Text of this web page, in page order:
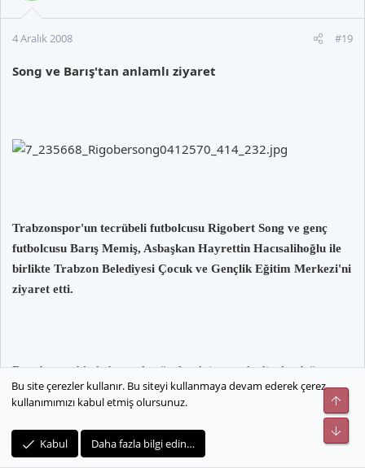
4 Aralık 2008 #19
Song ve Barış'tan anlamlı ziyaret
Trabzonspor'un tecrübeli futbolcusu Rigobert Song ve genç
futbolcusu Barış Memiş, Asbaşkan Hayrettin Hacısalihoğlu ile
birlikte Trabzon Belediyesi Çocuk ve Gençlik Eğitim Merkezi'ni
ziyaret etti.
Burada çocuklarla hatıra fotoğrafı çektiren ve hediyeler dağıtan
Song ve Barış, daha sonra çocuklarla satranç oynadı. Asbaşkan
Hayrettin Hacısalihoğlu, gençlerin topluma kazandırılması için her
projeye gönülden destek verdiklerini belirterek, "Gerek şahsım
gerekse de kulüp olarak hiçbir gencimizin sokakta gezmesini
Bu site çerezler kullanır. Bu siteyi kullanmaya devam ederek çerez
kullanımımızı kabul etmiş olursunuz.
Kabul Daha fazla bilgi edin…